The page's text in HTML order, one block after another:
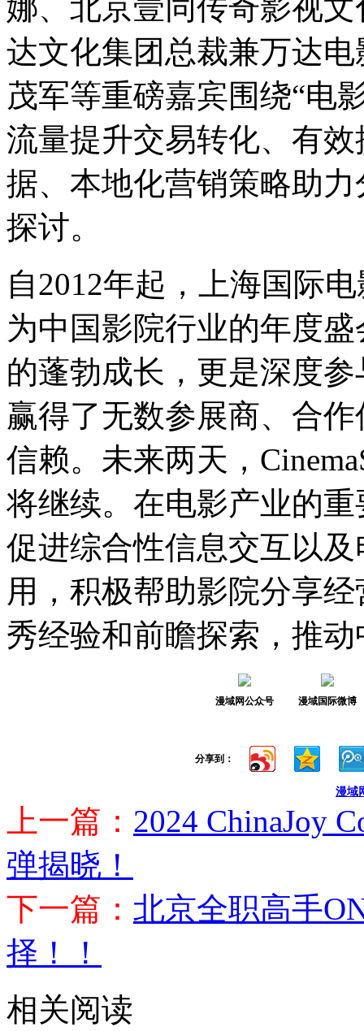
娜、北京壹同传奇影视
达文化集团总裁兼万达
茂军等重磅嘉宾围绕“电
流量提升交易转化、有
据、本地化营销策略助
探讨。
自2012年起，上海国际
为中国影院行业的年度
的蓬勃成长，更是深度
赢得了无数参展商、合
信赖。未来两天，
将继续。在电影产业的重
促进综合性信息交互以
用，积极帮助影院分享
秀经验和前瞻探索，推
漫域网公众号 漫域国际微博
分享到：
漫域
上一篇： 2024 ChinaJoy
弹揭晓！
下一篇： 北京全职高手
择！！
相关阅读